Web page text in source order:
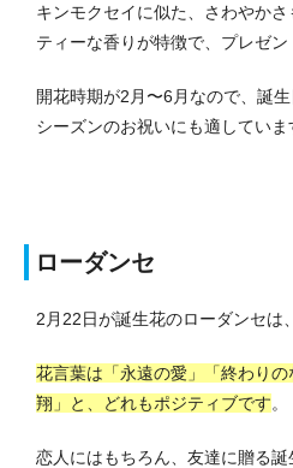
キンモクセイに似た、さわやか
ティーな香りが特徴で、プレゼン
開花時期が2月〜6月なので、誕
シーズンのお祝いにも適していま
ローダンセ
2月22日が誕生花のローダンセは
花言葉は「永遠の愛」「終わり
翔」と、どれもポジティブです。
恋人にはもちろん、友達に贈る